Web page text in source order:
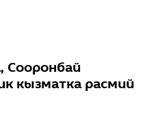
Сооронбай
кызматка расмий